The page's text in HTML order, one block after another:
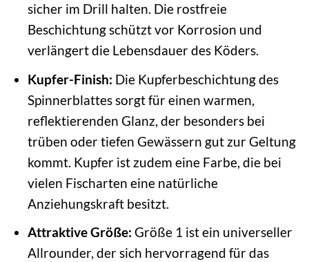
sicher im Drill halten. Die rostfreie
Beschichtung schützt vor Korrosion und
verlängert die Lebensdauer des Köders.
Kupfer-Finish: Die Kupferbeschichtung des
Spinnerblattes sorgt für einen warmen,
reflektierenden Glanz, der besonders bei
trüben oder tiefen Gewässern gut zur Geltung
kommt. Kupfer ist zudem eine Farbe, die bei
vielen Fischarten eine natürliche
Anziehungskraft besitzt.
Attraktive Größe: Größe 1 ist ein universeller
Allrounder, der sich hervorragend für das